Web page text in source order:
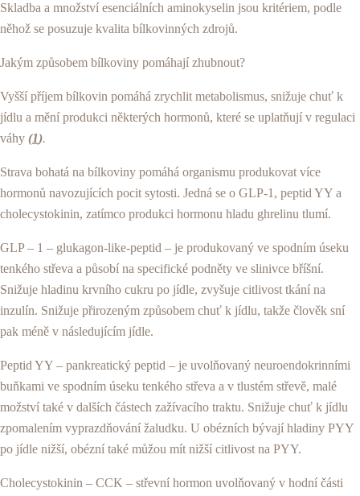
Skladba a množství esenciálních aminokyselin jsou kritériem, podle
něhož se posuzuje kvalita bílkovinných zdrojů.
Jakým způsobem bílkoviny pomáhají zhubnout?
Vyšší příjem bílkovin pomáhá zrychlit metabolismus, snižuje chuť k
jídlu a mění produkci některých hormonů, které se uplatňují v regulaci
váhy (1).
Strava bohatá na bílkoviny pomáhá organismu produkovat více
hormonů navozujících pocit sytosti. Jedná se o GLP-1, peptid YY a
cholecystokinin, zatímco produkci hormonu hladu ghrelinu tlumí.
GLP – 1 – glukagon-like-peptid – je produkovaný ve spodním úseku
tenkého střeva a působí na specifické podněty ve slinivce bříšní.
Snižuje hladinu krvního cukru po jídle, zvyšuje citlivost tkání na
inzulín. Snižuje přirozeným způsobem chuť k jídlu, takže člověk sní
pak méně v následujícím jídle.
Peptid YY – pankreatický peptid – je uvolňovaný neuroendokrinními
buňkami ve spodním úseku tenkého střeva a v tlustém střevě, malé
možství také v dalších částech zažívacího traktu. Snižuje chuť k jídlu
zpomalením vyprazdňování žaludku. U obézních bývají hladiny PYY
po jídle nižší, obézní také můžou mít nižší citlivost na PYY.
Cholecystokinin – CCK – střevní hormon uvolňovaný v hodní části